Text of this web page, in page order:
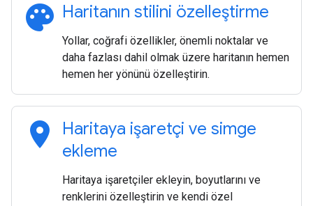
palette Haritanın stilini özelleştirme
Yollar, coğrafi özellikler, önemli noktalar ve
daha fazlası dahil olmak üzere haritanın hemen
hemen her yönünü özelleştirin.
location_on
Haritaya işaretçi ve simge
ekleme
Haritaya işaretçiler ekleyin, boyutlarını ve
renklerini özelleştirin ve kendi özel